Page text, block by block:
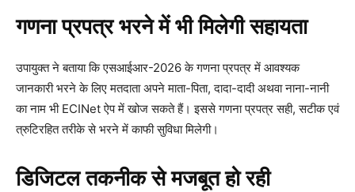
गणना प्रपत्र भरने में भी मिलेगी सहायता
उपायुक्त ने बताया कि एसआईआर-2026 के गणना प्रपत्र में आवश्यक
जानकारी भरने के लिए मतदाता अपने माता-पिता, दादा-दादी अथवा नाना-नानी
का नाम भी ECINet ऐप में खोज सकते हैं। इससे गणना प्रपत्र सही, सटीक एवं
त्रुटिरहित तरीके से भरने में काफी सुविधा मिलेगी।
डिजिटल तकनीक से मजबूत हो रही